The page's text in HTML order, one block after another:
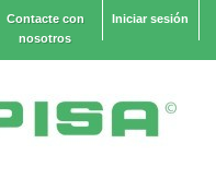
Iniciar sesión
Contacte con
nosotros